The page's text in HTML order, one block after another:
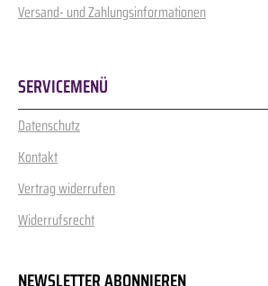
Versand- und Zahlungsinformationen
SERVICEMENÜ
Datenschutz
Kontakt
Vertrag widerrufen
Widerrufsrecht